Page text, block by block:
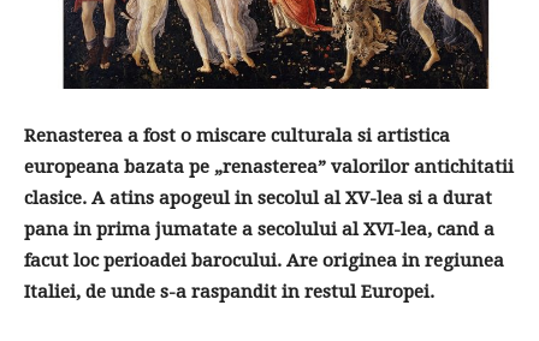
Renasterea a fost o miscare culturala si artistica
europeana bazata pe „renasterea” valorilor antichitatii
clasice. A atins apogeul in secolul al XV-lea si a durat
pana in prima jumatate a secolului al XVI-lea, cand a
facut loc perioadei barocului. Are originea in regiunea
Italiei, de unde s-a raspandit in restul Europei.